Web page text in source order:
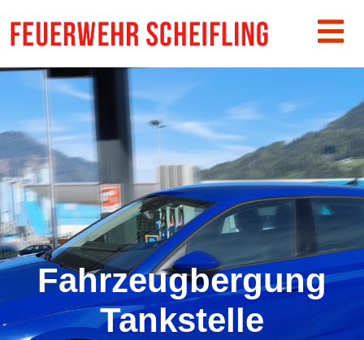
Fahrzeugbergung
Tankstelle